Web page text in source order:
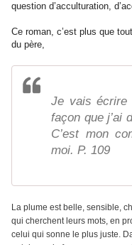
question d’acculturation,
Ce roman, c’est plus que
du père,
Je vais écrire
façon que j’ai
C’est mon
moi. P. 109
La plume est belle, sensible,
qui cherchent leurs mots, en
celui qui sonne le plus juste.